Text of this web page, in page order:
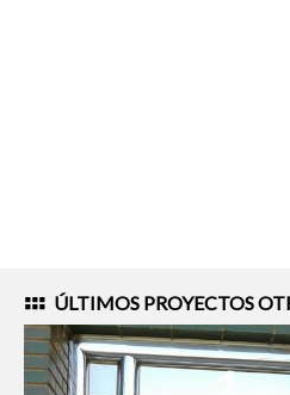
ÚLTIMOS PROYECTOS